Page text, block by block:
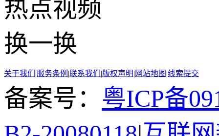
热点视频
换一换
关于我们 |服务条例 |联系我们 |版权声明| 网站地图 |线索提交
备案号： 粤ICP备